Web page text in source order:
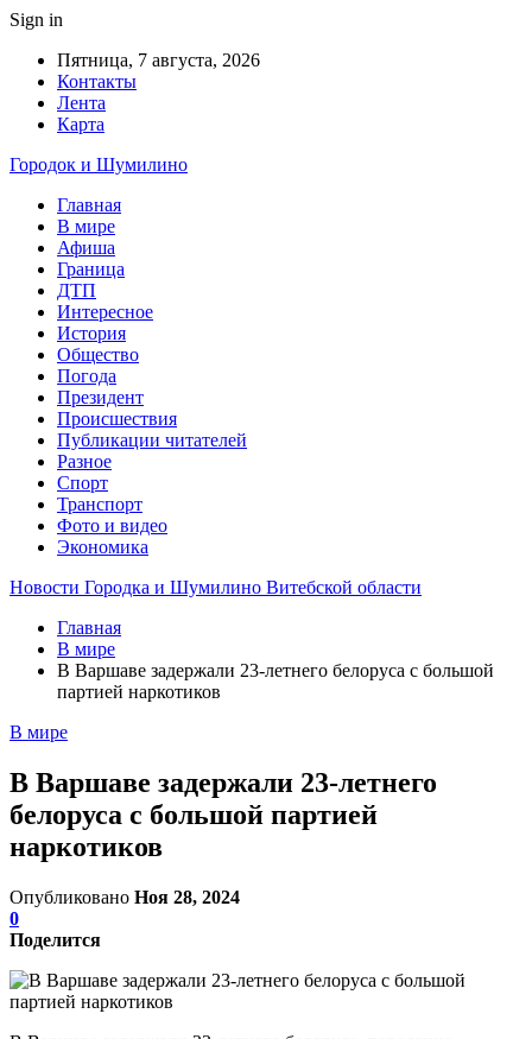
Sign in
Пятница, 7 августа, 2026
Контакты
Лента
Карта
Городок и Шумилино
Главная
В мире
Афиша
Граница
ДТП
Интересное
История
Общество
Погода
Президент
Происшествия
Публикации читателей
Разное
Спорт
Транспорт
Фото и видео
Экономика
Новости Городка и Шумилино Витебской области
Главная
В мире
В Варшаве задержали 23-летнего белоруса с большой
партией наркотиков
В мире
В Варшаве задержали 23-летнего
белоруса с большой партией
наркотиков
Опубликовано Ноя 28, 2024
0
Поделится